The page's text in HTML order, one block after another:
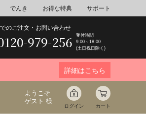
でんき お得な特典 サポート
のご注文・お問い合わせ
979-256
受付時間
9:00～18:00
(土日祝日除く)
詳細はこちら
ようこそ
ゲスト 様
ログイン カート